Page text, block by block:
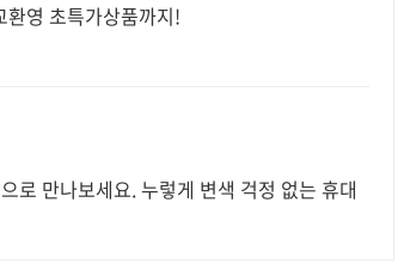
영 초특가상품까지!
로 만나보세요. 누렇게 변색 걱정 없는 휴대